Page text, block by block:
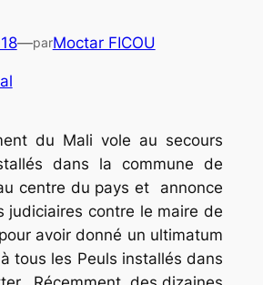
—parMoctar FICOU
du Mali vole au secours
dans la commune de
centre du pays et annonce
judiciaires contre le maire de
avoir donné un ultimatum
tous les Peuls installés dans